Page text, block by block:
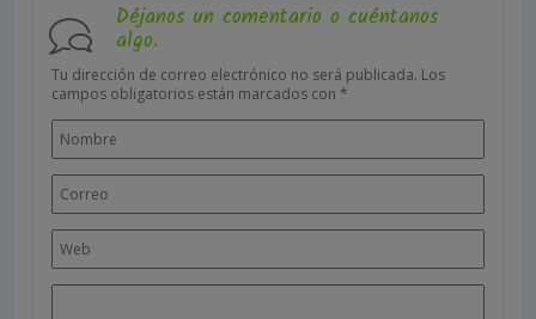
Déjanos un comentario o cuéntanos
algo.
Tu dirección de correo electrónico no será publicada. Los
campos obligatorios están marcados con *